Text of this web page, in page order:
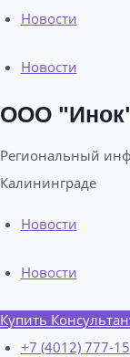
Новости
Новости
ООО
Региональный
Калининграде​
Новости
Новости
Купить
+7 (4012) 777-